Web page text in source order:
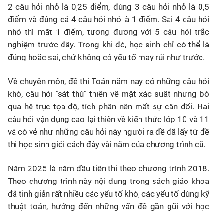
2 câu hỏi nhỏ là 0,25 điểm, đúng 3 câu hỏi nhỏ là 0,5
điểm và đúng cả 4 câu hỏi nhỏ là 1 điểm. Sai 4 câu hỏi
nhỏ thì mất 1 điểm, tương đương với 5 câu hỏi trắc
nghiệm trước đây. Trong khi đó, học sinh chỉ có thể là
đúng hoặc sai, chứ không có yếu tố may rủi như trước.
Về chuyên môn, đề thi Toán năm nay có những câu hỏi
khó, câu hỏi "sát thủ" thiên về mặt xác suất nhưng bỏ
qua hệ trục tọa độ, tích phân nên mất sự cân đối. Hai
câu hỏi vận dụng cao lại thiên về kiến thức lớp 10 và 11
và có vẻ như những câu hỏi này người ra đề đã lấy từ đề
thi học sinh giỏi cách đây vài năm của chương trình cũ.
Năm 2025 là năm đầu tiên thi theo chương trình 2018.
Theo chương trình này nội dung trong sách giáo khoa
đã tinh giản rất nhiều các yếu tố khó, các yếu tố dùng kỹ
thuật toán, hướng đến những vấn đề gần gũi với học